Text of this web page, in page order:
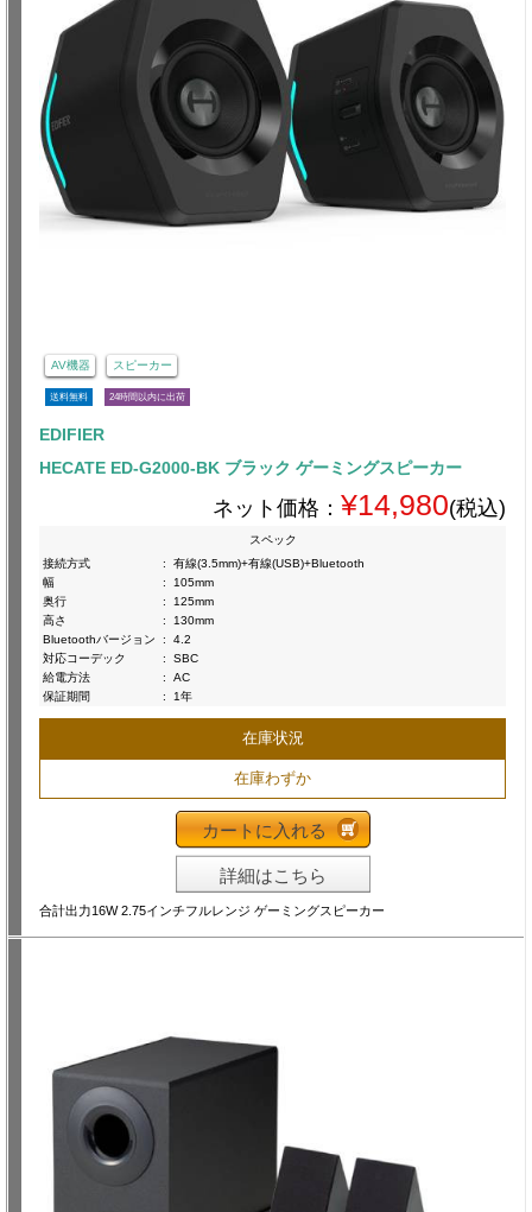
AV機器 スピーカー
送料無料 24時間以内に出荷
EDIFIER
HECATE ED-G2000-BK ブラック ゲーミングスピーカー
ネット価格： ¥14,980(税込)
スペック
接続方式
:
有線(3.5mm)+有線(USB)+Bluetooth
幅
:
105mm
奥行
:
125mm
高さ
:
130mm
Bluetoothバージョン
:
4.2
対応コーデック
:
SBC
給電方法
:
AC
保証期間
: 1年
在庫状況
在庫わずか
カートに入れる
詳細はこちら
合計出力16W 2.75インチフルレンジ ゲーミングスピーカー